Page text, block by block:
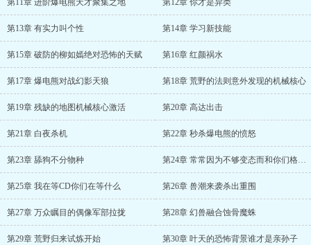
第11章 进阶爆电熊天才聚集之地 第12章 你才是异类
第13章 有实力叫个性 第14章 学习新技能
第15章 破防的柳如嫣绝对恐怖的天赋 第16章 红颜祸水
第17章 爆电熊对战幻影天狼 第18章 荒野的法则意外发现的机械核心
第19章 残缺的地图机械核心激活 第20章 高达出击
第21章 白夜杀机 第22章 秒杀爆电熊的愤怒
第23章 舔狗不分物种 第24章 常常因为不够变态而和你们格格不入
第25章 我在等CD你们在等什么 第26章 兽潮来袭杀出重围
第27章 万众瞩目的偶像军部拉拢 第28章 幻兽融合蚀骨魔蛛
第29章 荒野归来试炼开始 第30章 叶天的恐怖背景谁才是亲孙子